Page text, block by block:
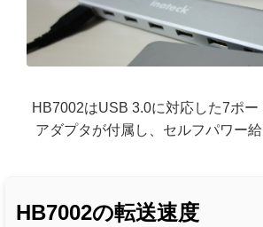
HB7002はUSB 3.0に対応した7ポ
アダプタが付属し、セルフパワー給
HB7002の転送速度